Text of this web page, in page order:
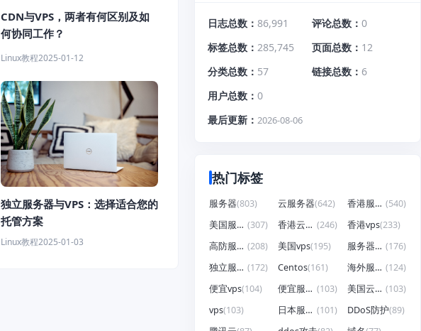
CDN与VPS，两者有何区别及如
何协同工作？
Linux教程2025-01-12
独立服务器与VPS：选择适合您的
托管方案
Linux教程2025-01-03
日志总数 86,991 评论总数
0
标签总数
285,745 页面总数
12
分类总数
57 链接总数
6
用户总数
0
最后更新
2026-08-06
热门标签
服务器(803) 云服务器(642) 香港服务器 (540)
美国服务器 (307) 香港云服务器 (246) 香港vps(233)
高防服务器 (208) 美国vps(195) 服务器租用 (176)
独立服务器 (172) Centos(161) 海外服务器 (124)
便宜vps(104) 便宜服务器 (103) 美国云服务器 (103)
vps(103) 日本服务器 (101) DDoS防护(89)